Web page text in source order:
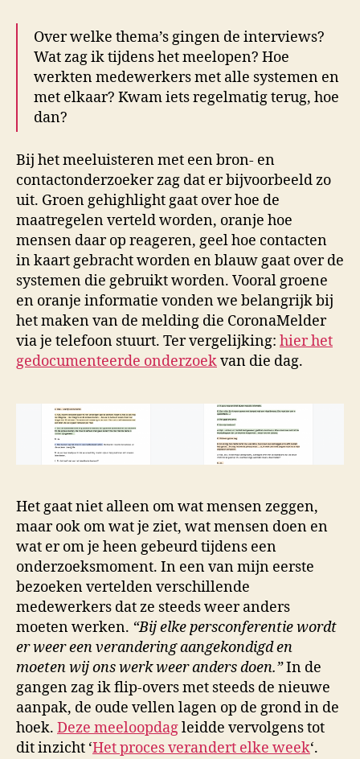
Over welke thema’s gingen de interviews?
Wat zag ik tijdens het meelopen? Hoe
werkten medewerkers met alle systemen en
met elkaar? Kwam iets regelmatig terug, hoe
dan?
Bij het meeluisteren met een bron- en
contactonderzoeker zag dat er bijvoorbeeld zo
uit. Groen gehighlight gaat over hoe de
maatregelen verteld worden, oranje hoe
mensen daar op reageren, geel hoe contacten
in kaart gebracht worden en blauw gaat over de
systemen die gebruikt worden. Vooral groene
en oranje informatie vonden we belangrijk bij
het maken van de melding die CoronaMelder
via je telefoon stuurt. Ter vergelijking: hier het
gedocumenteerde onderzoekvan die dag.
Het gaat niet alleen om wat mensen zeggen,
maar ook om wat je ziet, wat mensen doen en
wat er om je heen gebeurd tijdens een
onderzoeksmoment. In een van mijn eerste
bezoeken vertelden verschillende
medewerkers dat ze steeds weer anders
moeten werken. “Bij elke persconferentie wordt
er weer een verandering aangekondigd en
moeten wij ons werk weer anders doen.”In de
gangen zag ik flip-overs met steeds de nieuwe
aanpak, de oude vellen lagen op de grond in de
hoek. Deze meeloopdagleidde vervolgens tot
dit inzicht ‘Het proces verandert elke week‘.